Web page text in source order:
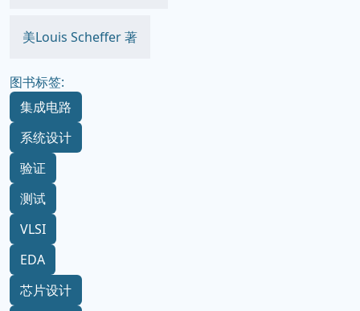
美Louis Scheffer 著
图书标签:
集成电路
系统设计
验证
测试
VLSI
EDA
芯片设计